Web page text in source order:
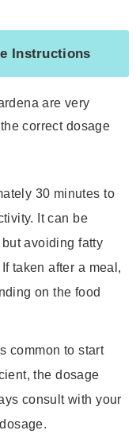
Instructions
are very
correct dosage
30 minutes to
It can be
avoiding fatty
taken after a meal,
on the food
common to start
the dosage
consult with your